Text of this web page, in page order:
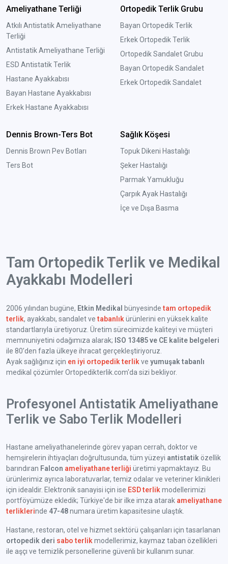
Ameliyathane Terliği
Atkılı Antistatik Ameliyathane
Terliği
Antistatik Ameliyathane Terliği
ESD Antistatik Terlik
Hastane Ayakkabısı
Bayan Hastane Ayakkabısı
Erkek Hastane Ayakkabısı
Ortopedik Terlik Grubu
Bayan Ortopedik Terlik
Erkek Ortopedik Terlik
Ortopedik Sandalet Grubu
Bayan Ortopedik Sandalet
Erkek Ortopedik Sandalet
Dennis Brown-Ters Bot
Dennis Brown Pev Botları
Ters Bot
Sağlık Köşesi
Topuk Dikeni Hastalığı
Şeker Hastalığı
Parmak Yamukluğu
Çarpık Ayak Hastalığı
İçe ve Dışa Basma
Tam Ortopedik Terlik ve Medikal
Ayakkabı Modelleri
2006 yılından bugüne, Etkin Medikal bünyesindetam ortopedik
terlik, ayakkabı, sandalet vetabanlık ürünlerini en yüksek kalite
standartlarıyla üretiyoruz. Üretim sürecimizde kaliteyi ve müşteri
memnuniyetini odağımıza alarak; ISO 13485 ve CE kalite belgeleri
ile 80’den fazla ülkeye ihracat gerçekleştiriyoruz.
Ayak sağlığınız için en iyi ortopedik terlik ve yumuşak tabanlı
medikal çözümler Ortopedikterlik.com'da sizi bekliyor.
Profesyonel Antistatik Ameliyathane
Terlik ve Sabo Terlik Modelleri
Hastane ameliyathanelerinde görev yapan cerrah, doktor ve
hemşirelerin ihtiyaçları doğrultusunda, tüm yüzeyi antistatik özellik
barındıran Falcon ameliyathane terliği üretimi yapmaktayız. Bu
ürünlerimiz ayrıca laboratuvarlar, temiz odalar ve veteriner klinikleri
için idealdir. Elektronik sanayisi için ise ESD terlik modellerimizi
portföyümüze ekledik; Türkiye'de bir ilke imza atarak ameliyathane
terliklerinde 47-48numara üretim kapasitesine ulaştık.
Hastane, restoran, otel ve hizmet sektörü çalışanları için tasarlanan
ortopedik deri sabo terlik modellerimiz, kaymaz taban özellikleri
ile aşçı ve temizlik personellerine güvenli bir kullanım sunar.